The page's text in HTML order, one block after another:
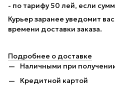
- по тарифу 50 лей, если
Курьер заранее уведомит
времени доставки заказа.
Подробнее о доставке
Наличными при
Кредитной картой